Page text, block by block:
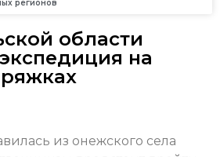
регионов
области
на
из онежского села